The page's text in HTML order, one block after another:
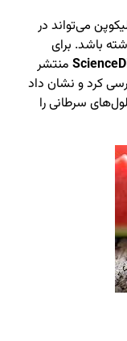
می‌تواند در
باشد. برای
منتشر
کرد و نشان داد
سرطانی را